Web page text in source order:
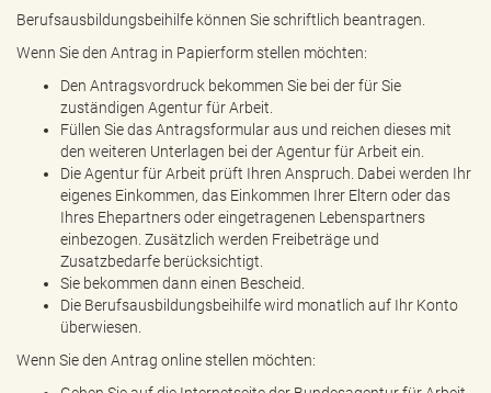
Berufsausbildungsbeihilfe können Sie schriftlich beantragen.
Wenn Sie den Antrag in Papierform stellen möchten:
Den Antragsvordruck bekommen Sie bei der für Sie
zuständigen Agentur für Arbeit.
Füllen Sie das Antragsformular aus und reichen dieses mit
den weiteren Unterlagen bei der Agentur für Arbeit ein.
Die Agentur für Arbeit prüft Ihren Anspruch. Dabei werden Ihr
eigenes Einkommen, das Einkommen Ihrer Eltern oder das
Ihres Ehepartners oder eingetragenen Lebenspartners
einbezogen. Zusätzlich werden Freibeträge und
Zusatzbedarfe berücksichtigt.
Sie bekommen dann einen Bescheid.
Die Berufsausbildungsbeihilfe wird monatlich auf Ihr Konto
überwiesen.
Wenn Sie den Antrag online stellen möchten: